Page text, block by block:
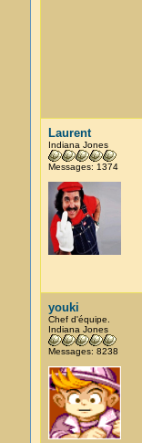
Laurent
Indiana Jones
Messages: 1374
youki
Chef d'équipe.
Indiana Jones
Messages: 8238